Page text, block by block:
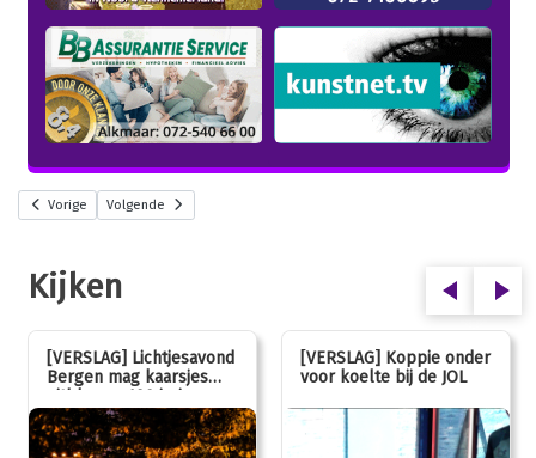
Vorige Volgende
Kijken
[VERSLAG] Lichtjesavond
Bergen mag kaarsjes
uitblazen: 100 jarig
jubileum!
[VERSLAG] Koppie onder
voor koelte bij de JOL